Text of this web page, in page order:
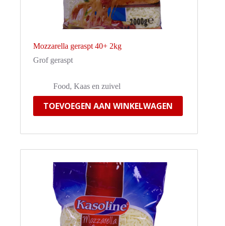
Mozzarella geraspt 40+ 2kg
Grof geraspt
Food, Kaas en zuivel
TOEVOEGEN AAN WINKELWAGEN